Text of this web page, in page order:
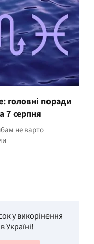
головні поради
7 серпня
не варто
у викорінення
Україні!